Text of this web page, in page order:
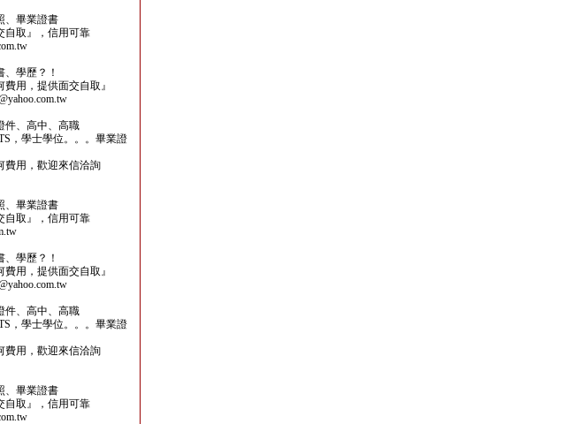
、畢業證書
自取』，信用可靠
學歷？！
用，提供面交自取』
件、高中、高職
，學士學位。。。畢業證
費用，歡迎來信洽詢
、畢業證書
自取』，信用可靠
學歷？！
用，提供面交自取』
件、高中、高職
，學士學位。。。畢業證
費用，歡迎來信洽詢
、畢業證書
自取』，信用可靠